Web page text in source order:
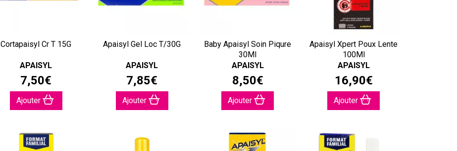
Cortapaisyl Cr T 15G
APAISYL
7,50€
Ajouter
Apaisyl Gel Loc T/30G
APAISYL
7,85€
Ajouter
Baby Apaisyl Soin Piqure
30Ml
APAISYL
8,50€
Ajouter
Apaisyl Xpert Poux Lente
100Ml
APAISYL
16,90€
Ajouter